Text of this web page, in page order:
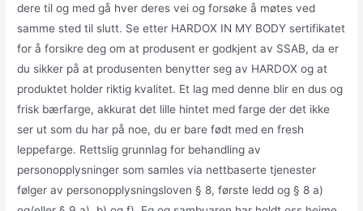
dere til og med gå hver deres vei og forsøke å møtes ved
samme sted til slutt. Se etter HARDOX IN MY BODY sertifikatet
for å forsikre deg om at produsent er godkjent av SSAB, da er
du sikker på at produsenten benytter seg av HARDOX og at
produktet holder riktig kvalitet. Et lag med denne blir en dus og
frisk bærfarge, akkurat det lille hintet med farge der det ikke
ser ut som du har på noe, du er bare født med en fresh
leppefarge. Rettslig grunnlag for behandling av
personopplysninger som samles via nettbaserte tjenester
følger av personopplysningsloven § 8, første ledd og § 8 a)